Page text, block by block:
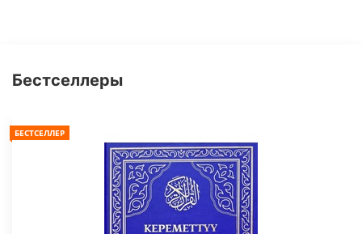
Бестселлеры
БЕСТСЕЛЛЕР